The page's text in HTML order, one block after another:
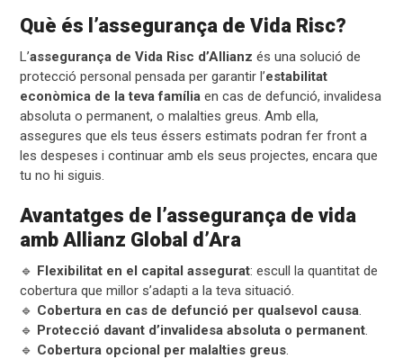
Què és l’assegurança de Vida Risc?
L’assegurança de Vida Risc d’Allianz és una solució de
protecció personal pensada per garantir l’estabilitat
econòmica de la teva família en cas de defunció, invalidesa
absoluta o permanent, o malalties greus. Amb ella,
assegures que els teus éssers estimats podran fer front a
les despeses i continuar amb els seus projectes, encara que
tu no hi siguis.
Avantatges de l’assegurança de vida
amb Allianz Global d’Ara
🔹 Flexibilitat en el capital assegurat: escull la quantitat de
cobertura que millor s’adapti a la teva situació.
🔹 Cobertura en cas de defunció per qualsevol causa.
🔹 Protecció davant d’invalidesa absoluta o permanent.
🔹 Cobertura opcional per malalties greus.